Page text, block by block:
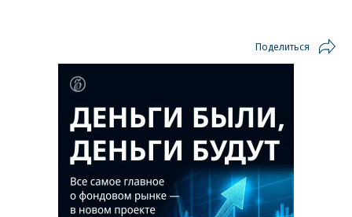
Поделиться